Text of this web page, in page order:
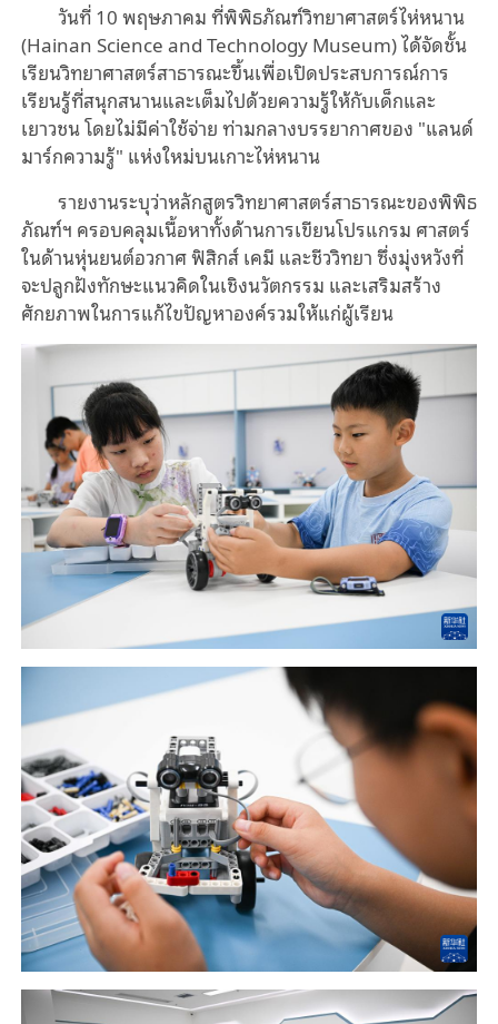
วันที่ 10 พฤษภาคม ที่พิพิธภัณฑ์วิทยาศาสตร์ไห่หนาน
(Hainan Science and Technology Museum) ได้จัดชั้น
เรียนวิทยาศาสตร์สาธารณะขึ้นเพื่อเปิดประสบการณ์การ
เรียนรู้ที่สนุกสนานและเต็มไปด้วยความรู้ให้กับเด็กและ
เยาวชน โดยไม่มีค่าใช้จ่าย ท่ามกลางบรรยากาศของ "แลนด์
มาร์กความรู้" แห่งใหม่บนเกาะไห่หนาน
รายงานระบุว่าหลักสูตรวิทยาศาสตร์สาธารณะของพิพิธ
ภัณฑ์ฯ ครอบคลุมเนื้อหาทั้งด้านการเขียนโปรแกรม ศาสตร์
ในด้านหุ่นยนต์อวกาศ ฟิสิกส์ เคมี และชีววิทยา ซึ่งมุ่งหวังที่
จะปลูกฝังทักษะแนวคิดในเชิงนวัตกรรม และเสริมสร้าง
ศักยภาพในการแก้ไขปัญหาองค์รวมให้แก่ผู้เรียน